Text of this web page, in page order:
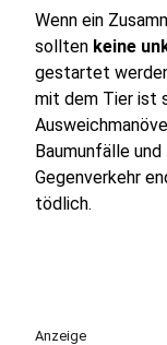
Wenn ein
sollten keine
gestartet
mit dem Tier ist
Baumunfälle
Gegenverkehr
tödlich.
Anzeige